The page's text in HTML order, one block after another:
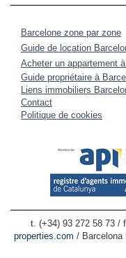
Barcelone zone par zone
Guide de location
Acheter un appartement
Guide propriétaire à
Liens immobiliers
Contact
Politique de cookies
t. (+34) 93 272 58 73 /
properties.com / Barcelona